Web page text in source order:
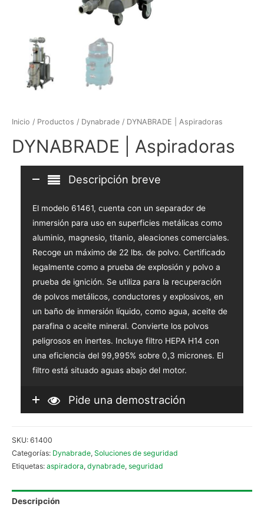
Inicio / Productos / Dynabrade / DYNABRADE | Aspiradoras
DYNABRADE | Aspiradoras
Descripción breve
El modelo 61461, cuenta con un separador de
inmersión para uso en superficies metálicas como
aluminio, magnesio, titanio, aleaciones comerciales.
Recoge un máximo de 22 lbs. de polvo. Certificado
legalmente como a prueba de explosión y polvo a
prueba de ignición. Se utiliza para la recuperación
de polvos metálicos, conductores y explosivos, en
un baño de inmersión líquido, como agua, aceite de
parafina o aceite mineral. Convierte los polvos
peligrosos en inertes. Incluye filtro HEPA H14 con
una eficiencia del 99,995% sobre 0,3 micrones. El
filtro está situado aguas abajo del motor.
Pide una demostración
SKU: 61400
Categorías: Dynabrade, Soluciones de seguridad
Etiquetas: aspiradora, dynabrade, seguridad
Descripción